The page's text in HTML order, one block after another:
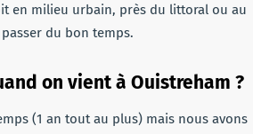
en milieu urbain, près du littoral ou au
du bon temps.
on vient à Ouistreham ?
(1 an tout au plus) mais nous avons